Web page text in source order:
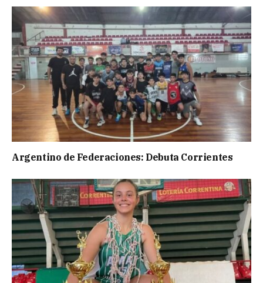
Argentino de Federaciones: Debuta Corrientes